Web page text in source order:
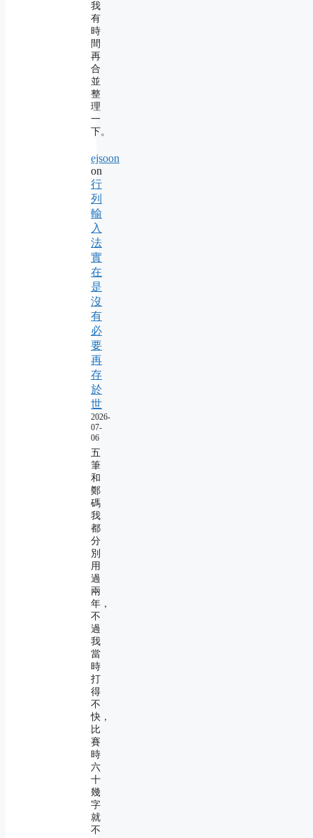
我
有
時
間
再
合
並
整
理
一
下。
ejsoon
on
行
列
輸
入
法
實
在
是
沒
有
必
要
再
存
於
世
2026-
07-
06
五
筆
和
鄭
碼
我
都
分
別
用
過
兩
年，
不
過
我
當
時
打
得
不
快，
比
賽
時
六
十
幾
字
就
不